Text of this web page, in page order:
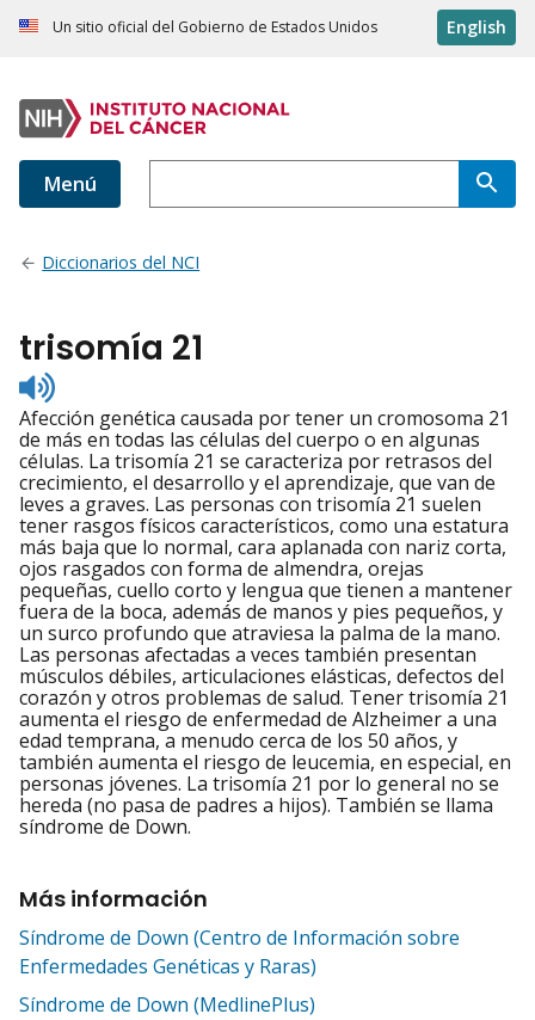
Un sitio oficial del Gobierno de Estados Unidos English
Menú
Diccionarios del NCI
trisomía 21
Listen
to
pronunciation
Afección genética causada por tener un cromosoma 21
de más en todas las células del cuerpo o en algunas
células. La trisomía 21 se caracteriza por retrasos del
crecimiento, el desarrollo y el aprendizaje, que van de
leves a graves. Las personas con trisomía 21 suelen
tener rasgos físicos característicos, como una estatura
más baja que lo normal, cara aplanada con nariz corta,
ojos rasgados con forma de almendra, orejas
pequeñas, cuello corto y lengua que tienen a mantener
fuera de la boca, además de manos y pies pequeños, y
un surco profundo que atraviesa la palma de la mano.
Las personas afectadas a veces también presentan
músculos débiles, articulaciones elásticas, defectos del
corazón y otros problemas de salud. Tener trisomía 21
aumenta el riesgo de enfermedad de Alzheimer a una
edad temprana, a menudo cerca de los 50 años, y
también aumenta el riesgo de leucemia, en especial, en
personas jóvenes. La trisomía 21 por lo general no se
hereda (no pasa de padres a hijos). También se llama
síndrome de Down.
Más información
Síndrome de Down (Centro de Información sobre
Enfermedades Genéticas y Raras)
Síndrome de Down (MedlinePlus)